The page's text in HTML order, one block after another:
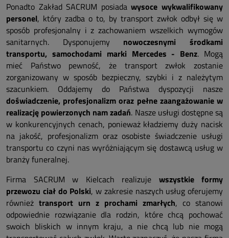
Ponadto Zakład SACRUM posiadawysoce wykwalifikowany
personel, który zadba o to, by transport zwłok odbył się w
sposób profesjonalny i z zachowaniem wszelkich wymogów
sanitarnych. Dysponujemy nowoczesnymi środkami
transportu, samochodami marki Mercedes - Benz. Mogą
mieć Państwo pewność, że transport zwłok zostanie
zorganizowany w sposób bezpieczny, szybki i z należytym
szacunkiem. Oddajemy do Państwa dyspozycji nasze
doświadczenie, profesjonalizm oraz pełne zaangażowanie w
realizację powierzonych nam zadań. Nasze usługi dostępne są
w konkurencyjnych cenach, ponieważ kładziemy duży nacisk
na jakość, profesjonalizm oraz osobiste świadczenie usługi
transportu co czyni nas wyróżniającym się dostawcą usług w
branży funeralnej.
Firma SACRUM w Kielcach realizuje wszystkie formy
przewozu ciał do Polski, w zakresie naszych usług oferujemy
również transport urn z prochami zmarłych, co stanowi
odpowiednie rozwiązanie dla rodzin, które chcą pochować
swoich bliskich w innym kraju, a nie chcą lub nie mogą